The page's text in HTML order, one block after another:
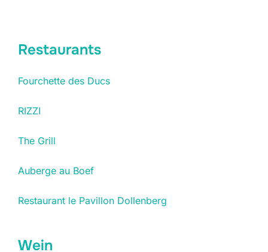
Restaurants
Fourchette des Ducs
RIZZI
The Grill
Auberge au Boef
Restaurant le Pavillon Dollenberg
Wein